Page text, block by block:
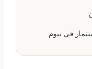
في نيوم